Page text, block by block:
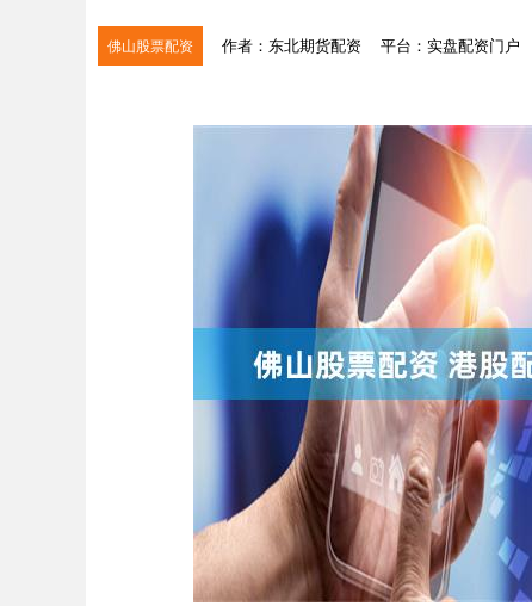
佛山股票配资 作者：东北期货配资 平台：实盘配资门户